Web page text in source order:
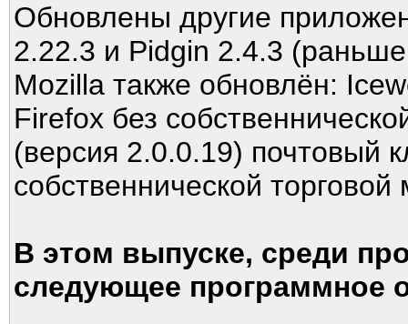
Обновлены другие
2.22.3 и Pidgin 2.4.3
Mozilla также обновлён:
Firefox без
(версия 2.0.0.19) почтовый
собственнической торговой
В этом выпуске, среди
следующее программное